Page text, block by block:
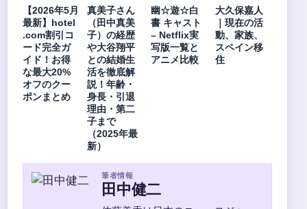
【2026年5月
最新】hotel
.com割引コ
ード完全ガ
イド！お得
な最大20%
オフのクー
ポンまとめ
真美子さん
（田中真美
子）の経歴
や大谷翔平
との結婚生
活を徹底解
説！年齢・
身長・引退
理由・第二
子まで
（2025年最
新）
幽☆遊☆白
書 キャスト
– Netflix実
写版一覧と
アニメ比較
大久保嘉人
｜現在の活
動、家族、
スペイン移
住
筆者情報
田中健二